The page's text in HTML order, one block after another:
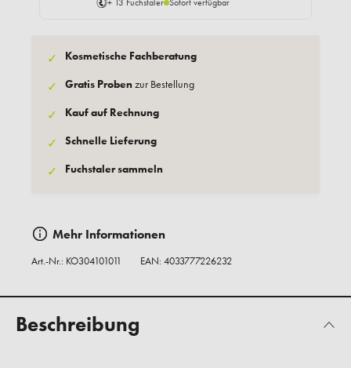
+ 13 Fuchstaler Sofort verfügbar
✓ Kosmetische Fachberatung
✓ Gratis Probenzur Bestellung
✓ Kauf auf Rechnung
✓ Schnelle Lieferung
✓ Fuchstaler sammeln
Mehr Informationen
Art.-Nr.: KO304101011 EAN: 4033777226232
Beschreibung